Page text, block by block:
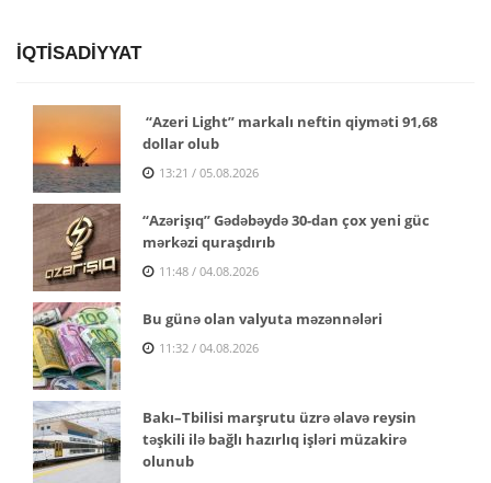
İQTİSADİYYAT
“Azeri Light” markalı neftin qiyməti 91,68
dollar olub
13:21 / 05.08.2026
“Azərişıq” Gədəbəydə 30-dan çox yeni güc
mərkəzi quraşdırıb
11:48 / 04.08.2026
Bu günə olan valyuta məzənnələri
11:32 / 04.08.2026
Bakı–Tbilisi marşrutu üzrə əlavə reysin
təşkili ilə bağlı hazırlıq işləri müzakirə
olunub